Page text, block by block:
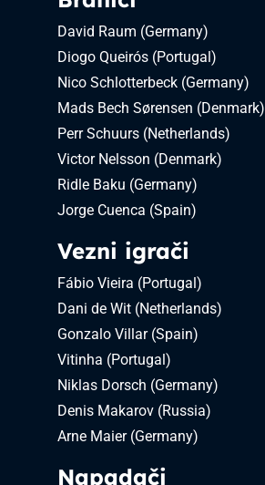
David Raum (Germany)
Diogo Queirós (Portugal)
Nico Schlotterbeck (Germany)
Mads Bech Sørensen (Denmark)
Perr Schuurs (Netherlands)
Victor Nelsson (Denmark)
Ridle Baku (Germany)
Jorge Cuenca (Spain)
Vezni igrači
Fábio Vieira (Portugal)
Dani de Wit (Netherlands)
Gonzalo Villar (Spain)
Vitinha (Portugal)
Niklas Dorsch (Germany)
Denis Makarov (Russia)
Arne Maier (Germany)
Napadači